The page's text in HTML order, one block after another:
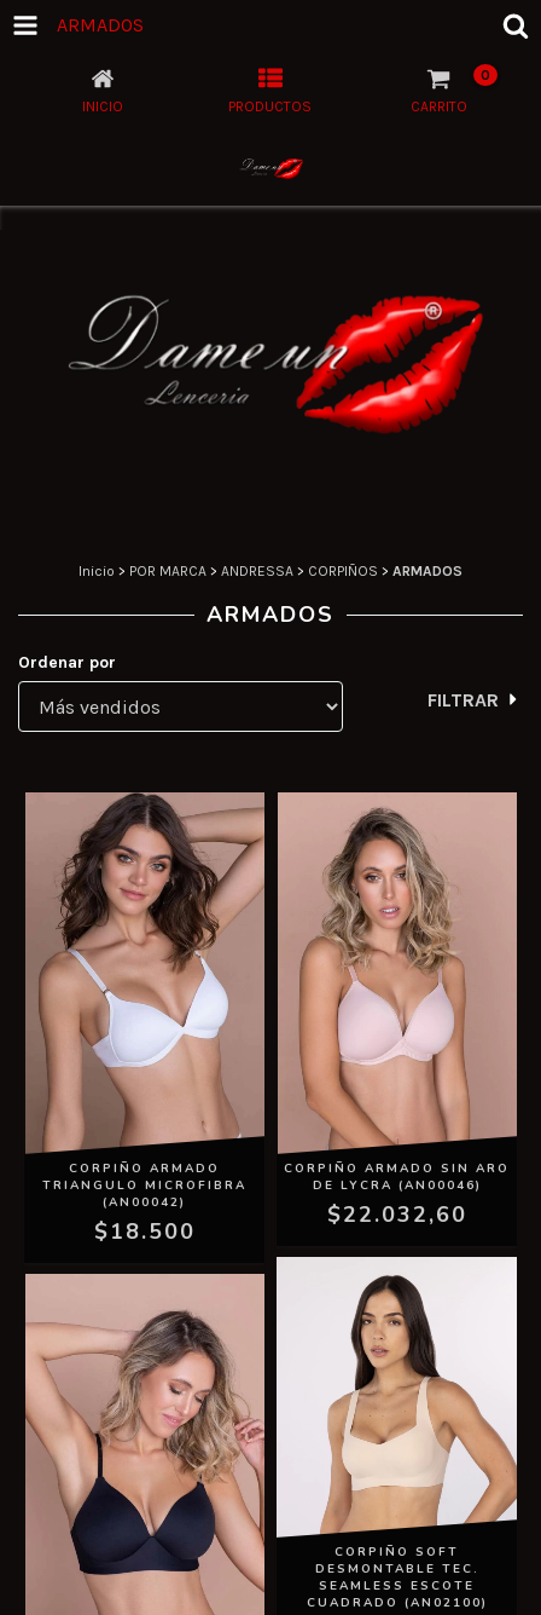
ARMADOS
INICIO PRODUCTOS CARRITO
0
Inicio > POR MARCA > ANDRESSA > CORPIÑOS > ARMADOS
ARMADOS
Ordenar por
FILTRAR
CORPIÑO ARMADO
TRIANGULO MICROFIBRA
(AN00042)
$18.500
CORPIÑO ARMADO SIN ARO
DE LYCRA (AN00046)
$22.032,60
CORPIÑO SOFT
DESMONTABLE TEC.
SEAMLESS ESCOTE
CUADRADO (AN02100)